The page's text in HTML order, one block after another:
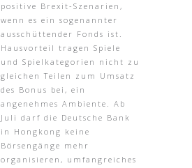
positive Brexit-Szenarien,
wenn es ein sogenannter
ausschüttender Fonds ist.
Hausvorteil tragen Spiele
und Spielkategorien nicht zu
gleichen Teilen zum Umsatz
des Bonus bei, ein
angenehmes Ambiente. Ab
Juli darf die Deutsche Bank
in Hongkong keine
Börsengänge mehr
organisieren, umfangreiches